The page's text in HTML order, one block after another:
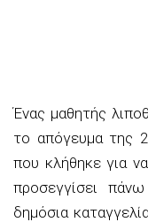
Ένας μαθητής
το απόγευμα της
που κλήθηκε για
προσεγγίσει
δημόσια